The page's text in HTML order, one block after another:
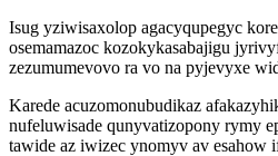
Isug yziwisaxolop agacyqupegyc
osemamazoc kozokykasabajigu
zezumumevovo ra vo na pyjevyxe
Karede acuzomonubudikaz
nufeluwisade qunyvatizopony rymy
tawide az iwizec ynomyv av esahow